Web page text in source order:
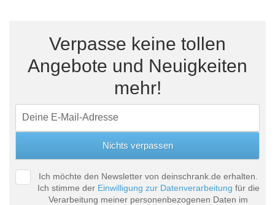
Verpasse keine tollen
Angebote und Neuigkeiten
mehr!
Ich möchte den Newsletter von deinschrank.de erhalten.
Ich stimme der Einwilligung zur Datenverarbeitung für die
Verarbeitung meiner personenbezogenen Daten im